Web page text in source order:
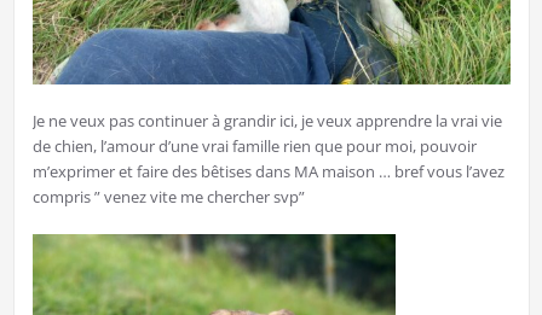
Je ne veux pas continuer à grandir ici, je veux apprendre la vrai vie
de chien, l’amour d’une vrai famille rien que pour moi, pouvoir
m’exprimer et faire des bêtises dans MA maison … bref vous l’avez
compris ” venez vite me chercher svp”